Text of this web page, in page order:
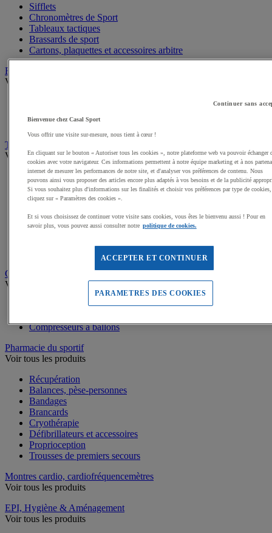
Sifflets
Chronomètres de Sport
Tableaux tactiques
Brassards de sport
Cartons, plaquettes et accessoires arbitre
Récompenses sportives
Voir tous les produits
Podiums de sport
Transport et Rangement
Voir tous les produits
Sacs et Filets à ballons
Chariots de manutention
Coffres et malles de rangement
Bacs de rangement
Roll-conteneurs
Gonflage et entretien des ballons
Voir tous les produits
Accessoires gonflage ballons
Compresseurs à ballons
Pharmacie du sportif
Voir tous les produits
Récupération
Balances, pèse-personnes
Bandages
Brancards
Cryothérapie
Défibrillateurs et accessoires
Proprioception
Trousses de premiers secours
Montres cardio, cardiofréquencemètres
Voir tous les produits
EPI, Hygiène & Aménagement
Voir tous les produits
Continuer sans
Bienvenue chez Casal Sport
Vous offrir une visite sur-mesure, nous tient à cœur !
En cliquant sur le bouton « Autoriser tous les cookies », notre plateforme web va pouvoir échanger
cookies avec votre navigateur. Ces informations permettent à notre équipe marketing et à nos
internet de mesurer les performances de notre site, et d'analyser vos préférences de contenu. Nous
pouvons ainsi vous proposer des articles encore plus adaptés à vos besoins et de la publicité
Si vous souhaitez plus d'informations sur les finalités et choisir vos préférences par type de cookies,
cliquez sur « Paramètres des cookies ».
Et si vous choisissez de continuer votre visite sans cookies, vous êtes le bienvenu aussi ! Pour en
savoir plus, vous pouvez aussi consulter notre politique de cookies.
ACCEPTER ET CONTINUER
PARAMETRES DES COOKIES